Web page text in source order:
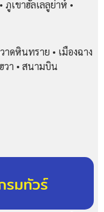
เขาฮัลเลลูย่าห์ •
ดหินทราย • เมืองฉาง
วา • สนามบิน
รมทัวร์